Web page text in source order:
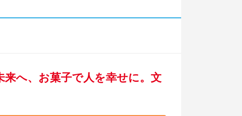
来へ、お菓子で人を幸せに。文